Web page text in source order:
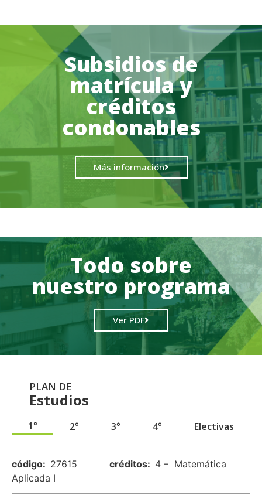
Subsidios de
matrícula y
créditos
condonables
Más información
Todo sobre
nuestro programa
Ver PDF
PLAN DE
Estudios
1° 2° 3° 4° Electivas
código: 27615 créditos: 4 – Matemática
Aplicada I